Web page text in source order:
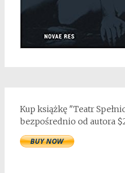
Kup książkę "Teatr
bezpośrednio od autora